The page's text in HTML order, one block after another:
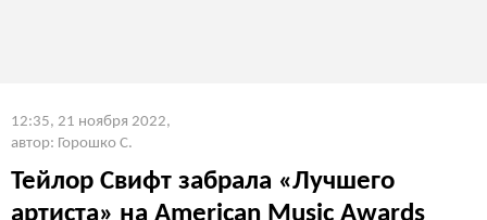
12:35, 21 ноября 2022,
автор: Горошко С.
Тейлор Свифт забрала «Лучшего
артиста» на American Music Awards